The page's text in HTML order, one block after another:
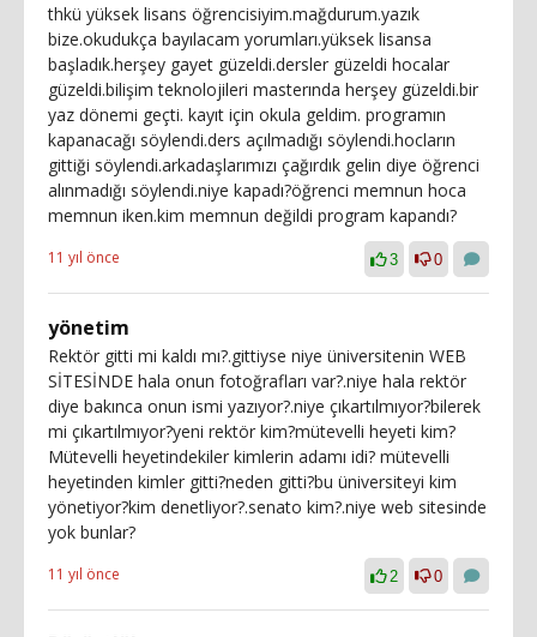
thkü yüksek lisans öğrencisiyim.mağdurum.yazık
bize.okudukça bayılacam yorumları.yüksek lisansa
başladık.herşey gayet güzeldi.dersler güzeldi hocalar
güzeldi.bilişim teknolojileri masterında herşey güzeldi.bir
yaz dönemi geçti. kayıt için okula geldim. programın
kapanacağı söylendi.ders açılmadığı söylendi.hocların
gittiği söylendi.arkadaşlarımızı çağırdık gelin diye öğrenci
alınmadığı söylendi.niye kapadı?öğrenci memnun hoca
memnun iken.kim memnun değildi program kapandı?
11 yıl önce 3 0
yönetim
Rektör gitti mi kaldı mı?.gittiyse niye üniversitenin WEB
SİTESİNDE hala onun fotoğrafları var?.niye hala rektör
diye bakınca onun ismi yazıyor?.niye çıkartılmıyor?bilerek
mi çıkartılmıyor?yeni rektör kim?mütevelli heyeti kim?
Mütevelli heyetindekiler kimlerin adamı idi? mütevelli
heyetinden kimler gitti?neden gitti?bu üniversiteyi kim
yönetiyor?kim denetliyor?.senato kim?.niye web sitesinde
yok bunlar?
11 yıl önce 2 0